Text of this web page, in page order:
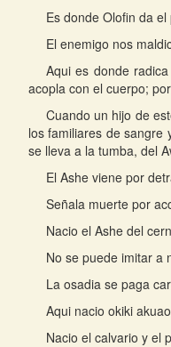
Es donde Olofin da
El enemigo nos
Aqui es donde
acopla con el cuerpo;
Cuando un hijo de
los familiares de
se lleva a la tumba, del
El Ashe viene por
Señala muerte por
Nacio el Ashe del
No se puede imitar a
La osadia se paga
Aqui nacio okiki
Nacio el calvario y el